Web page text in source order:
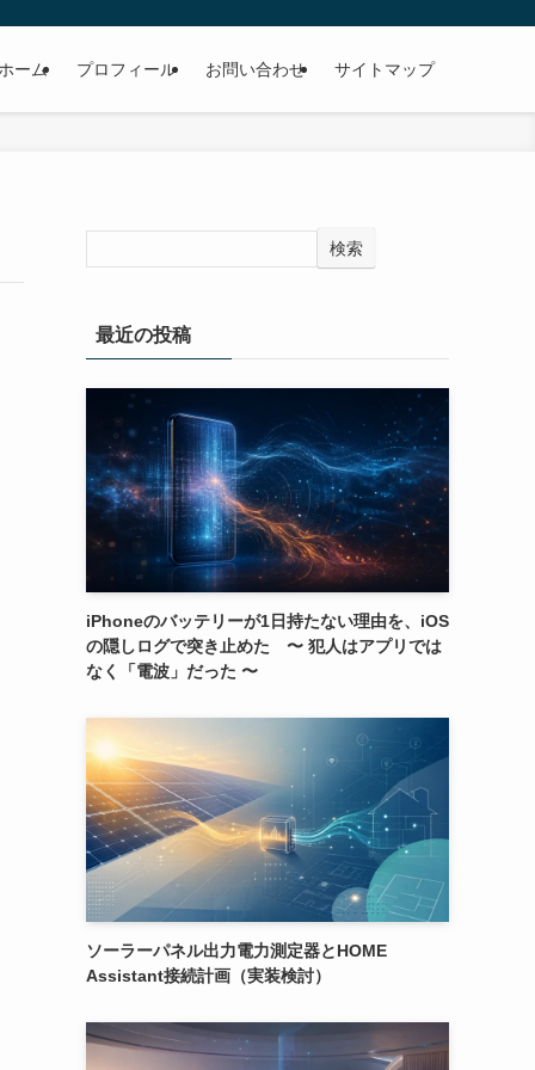
ーム プロフィール お問い合わせ サイトマップ
検索
最近の投稿
iPhoneのバッテリーが1日持たない理由を、iOS
の隠しログで突き止めた 〜 犯人はアプリでは
なく「電波」だった 〜
ソーラーパネル出力電力測定器とHOME
Assistant接続計画（実装検討）